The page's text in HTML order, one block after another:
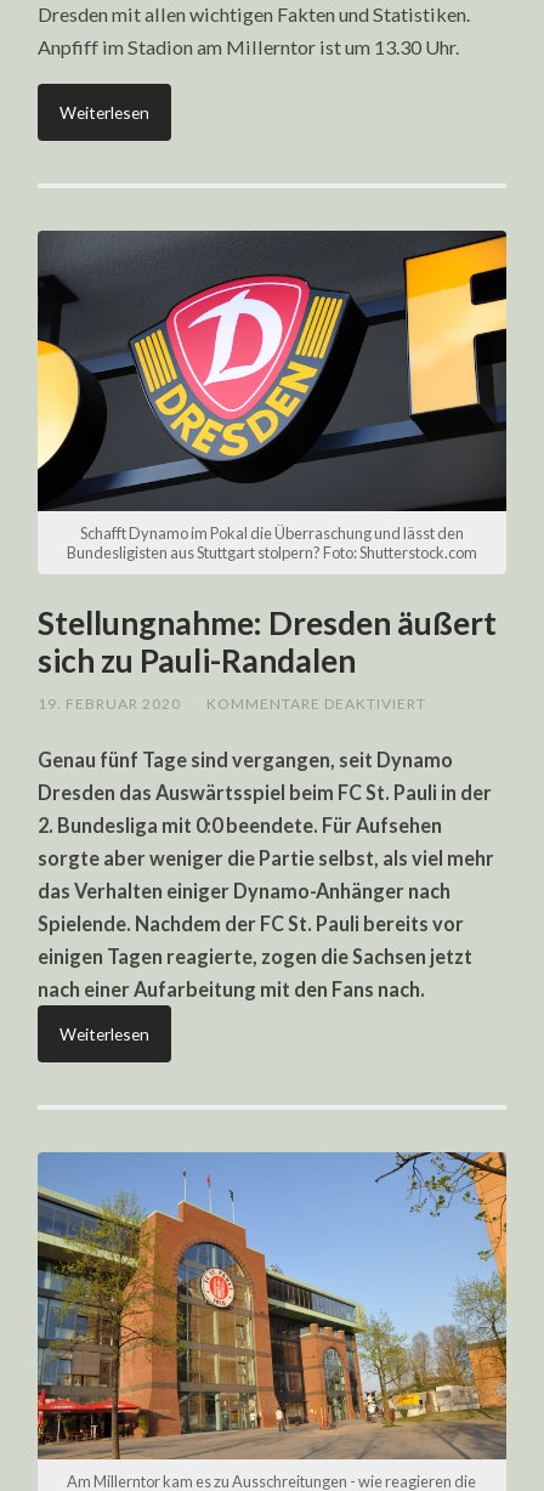
Dresden mit allen wichtigen Fakten und Statistiken.
Anpfiff im Stadion am Millerntor ist um 13.30 Uhr.
Weiterlesen
Schafft Dynamo im Pokal die Überraschung und lässt den
Bundesligisten aus Stuttgart stolpern? Foto: Shutterstock.com
Stellungnahme: Dresden äußert
sich zu Pauli-Randalen
19. FEBRUAR 2020 KOMMENTARE DEAKTIVIERT
ÄUSSERT S
U P
ANDALEN
Genau fünf Tage sind vergangen, seit Dynamo
Dresden das Auswärtsspiel beim FC St. Pauli in der
2. Bundesliga mit 0:0 beendete. Für Aufsehen
sorgte aber weniger die Partie selbst, als viel mehr
das Verhalten einiger Dynamo-Anhänger nach
Spielende. Nachdem der FC St. Pauli bereits vor
einigen Tagen reagierte, zogen die Sachsen jetzt
nach einer Aufarbeitung mit den Fans nach.
Weiterlesen
Am Millerntor kam es zu Ausschreitungen - wie reagieren die